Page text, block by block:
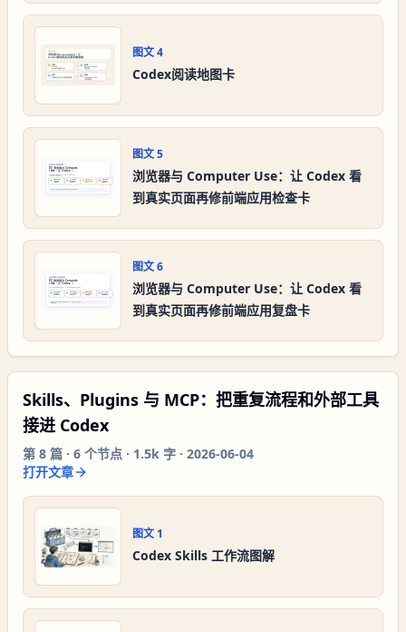
图文4
Codex阅读地图卡
图文5
浏览器与 Computer Use：让 Codex 看
到真实页面再修前端应用检查卡
图文6
浏览器与 Computer Use：让 Codex 看
到真实页面再修前端应用复盘卡
Skills、Plugins 与 MCP：把重复流程和外部工具
接进 Codex
第 8 篇 · 6 个节点 · 1.5k 字 · 2026-06-04
打开文章
图文 1
Codex Skills 工作流图解